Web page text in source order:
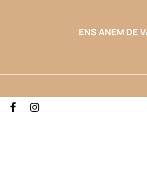
ENS ANEM DE